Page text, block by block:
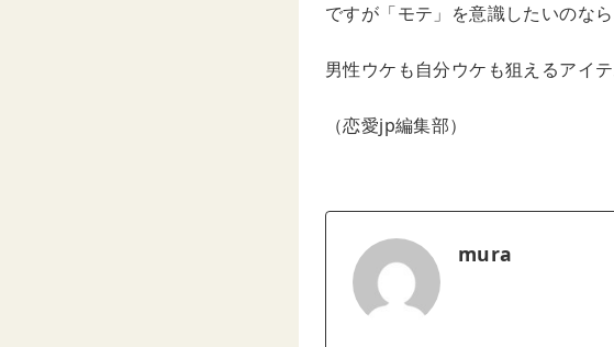
ですが「モテ」を意識したいのな
男性ウケも自分ウケも狙えるアイ
（恋愛jp編集部）
mura